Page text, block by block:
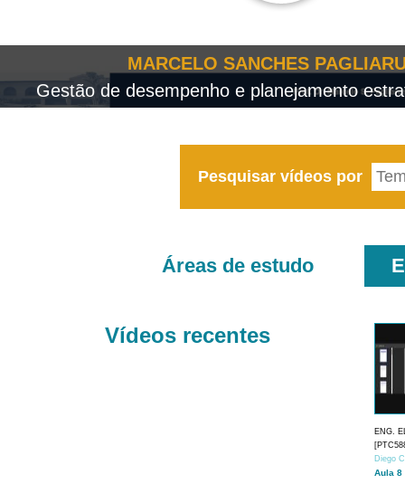
MARCELO SANCHES
Gestão de desempenho e planejamento
Pesquisar vídeos por
Áreas de estudo
Vídeos recentes
ENG.
Diego
Aula 8